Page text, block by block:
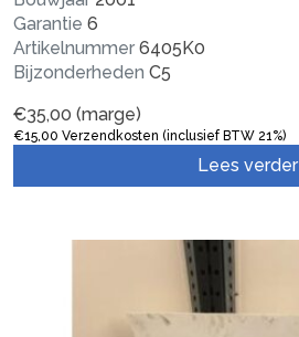
Garantie 6
Artikelnummer 6405K0
Bijzonderheden C5
€35,00 (marge)
€15,00 Verzendkosten (inclusief BTW 21%)
Lees verder